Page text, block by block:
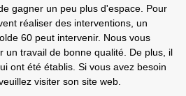
gagner un peu plus d'espace. Pour
réaliser des interventions, un
60 peut intervenir. Nous vous
un travail de bonne qualité. De plus, il
ont été établis. Si vous avez besoin
visiter son site web.